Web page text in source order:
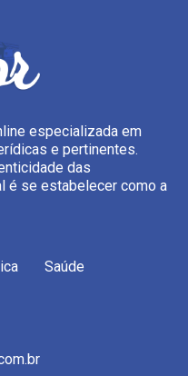
especializada em
e pertinentes.
das
é se estabelecer como a
Saúde